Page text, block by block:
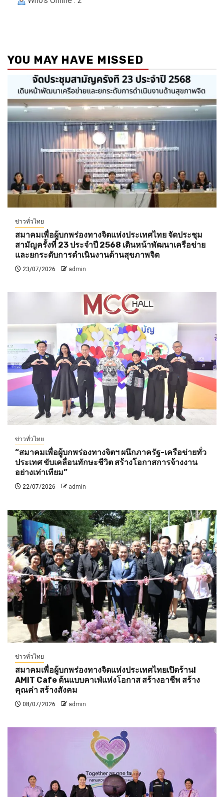
YOU MAY HAVE MISSED
ข่าวทั่วไทย
สมาคมเพื่อผู้บกพร่องทางจิตแห่งประเทศไทย จัดประชุม
สามัญครั้งที่ 23 ประจำปี 2568 เดินหน้าพัฒนาเครือข่าย
และยกระดับการดำเนินงานด้านสุขภาพจิต
23/07/2026 admin
ข่าวทั่วไทย
“สมาคมเพื่อผู้บกพร่องทางจิตฯ ผนึกภาครัฐ-เครือข่ายทั่ว
ประเทศ ขับเคลื่อนทักษะชีวิต สร้างโอกาสการจ้างงาน
อย่างเท่าเทียม”
22/07/2026 admin
ข่าวทั่วไทย
สมาคมเพื่อผู้บกพร่องทางจิตแห่งประเทศไทยเปิดร้าน!
AMIT Cafe ต้นแบบคาเฟ่แห่งโอกาส สร้างอาชีพ สร้าง
คุณค่า สร้างสังคม
08/07/2026 admin